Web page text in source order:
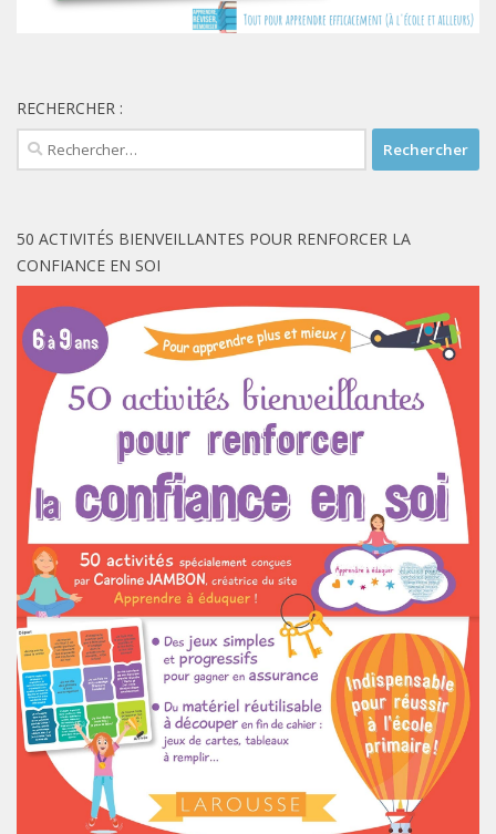
RECHERCHER :
Rechercher :
50 ACTIVITÉS BIENVEILLANTES POUR RENFORCER LA
CONFIANCE EN SOI